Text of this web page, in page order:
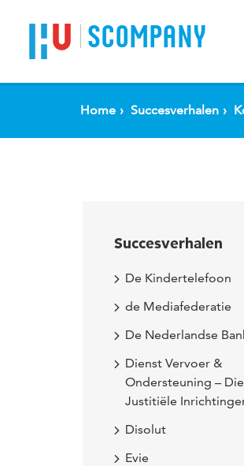
SCOMPANY
Home Succesverhalen
Succesverhalen
De Kindertelefoon
de Mediafederatie
De Nederlandse
Dienst Vervoer &
Ondersteuning –
Justitiële
Disolut
Evie